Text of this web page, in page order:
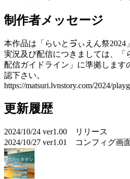
制作者メッセージ
本作品は「らいとゔぃえん祭2024
実況及び配信につきましては、「
配信ガイドライン」に準拠します
認下さい。
https://matsuri.lvnstory.com/2024/
更新履歴
2024/10/24 ver1.00 リリース
2024/10/27 ver1.01 コンフィグ画